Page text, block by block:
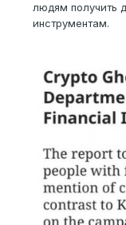
людям получить
инструментам.